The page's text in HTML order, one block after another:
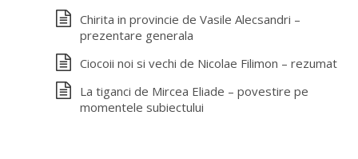
Chirita in provincie de Vasile Alecsandri –
prezentare generala
Ciocoii noi si vechi de Nicolae Filimon – rezumat
La tiganci de Mircea Eliade – povestire pe
momentele subiectului